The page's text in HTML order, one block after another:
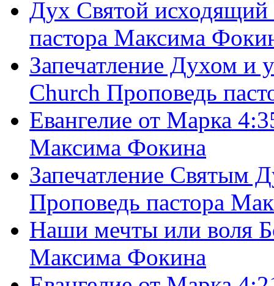
Дух Святой
пастора Максима
Запечатление Духом и
Church Проповедь
Евангелие от Марка
Максима Фокина
Запечатление Святым
Проповедь пастора
Наши мечты или воля
Максима Фокина